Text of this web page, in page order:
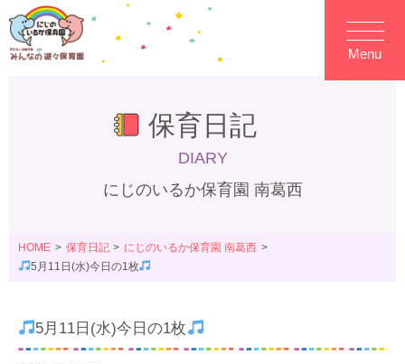
Menu
保育日記
DIARY
にじのいるか保育園 南葛西
HOME 保育日記
にじのいるか保育園 南葛西
5月11日(水)今日の1枚
5月11日(水)今日の1枚